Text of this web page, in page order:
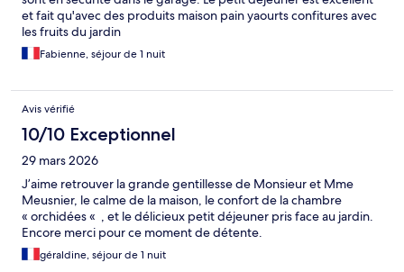
et fait qu'avec des produits maison pain yaourts confitures avec
les fruits du jardin
Fabienne, séjour de 1 nuit
Avis vérifié
10/10 Exceptionnel
29 mars 2026
J’aime retrouver la grande gentillesse de Monsieur et Mme
Meusnier, le calme de la maison, le confort de la chambre
« orchidées « , et le délicieux petit déjeuner pris face au jardin.
Encore merci pour ce moment de détente.
géraldine, séjour de 1 nuit